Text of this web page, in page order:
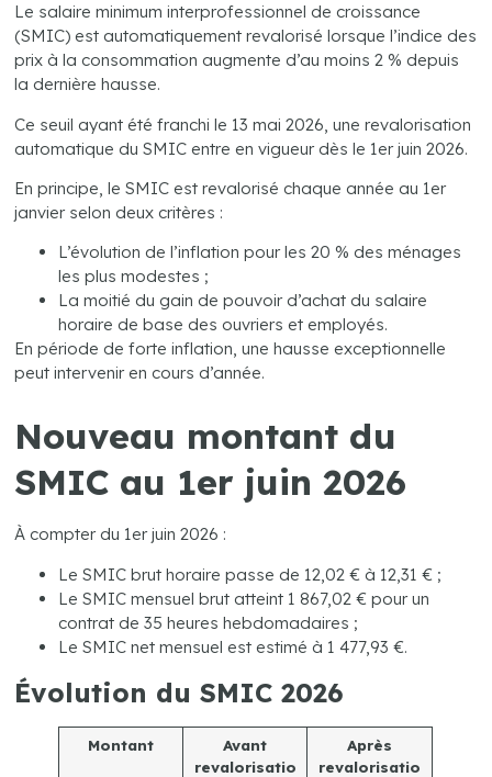
Le salaire minimum interprofessionnel de croissance
(SMIC) est automatiquement revalorisé lorsque l’indice des
prix à la consommation augmente d’au moins 2 % depuis
la dernière hausse.
Ce seuil ayant été franchi le 13 mai 2026, une revalorisation
automatique du SMIC entre en vigueur dès le 1er juin 2026.
En principe, le SMIC est revalorisé chaque année au 1er
janvier selon deux critères :
L’évolution de l’inflation pour les 20 % des ménages
les plus modestes ;
La moitié du gain de pouvoir d’achat du salaire
horaire de base des ouvriers et employés.
En période de forte inflation, une hausse exceptionnelle
peut intervenir en cours d’année.
Nouveau montant du
SMIC au 1er juin 2026
À compter du 1er juin 2026 :
Le SMIC brut horaire passe de 12,02 € à 12,31 € ;
Le SMIC mensuel brut atteint 1 867,02 € pour un
contrat de 35 heures hebdomadaires ;
Le SMIC net mensuel est estimé à 1 477,93 €.
Évolution du SMIC 2026
Montant
Avant
revalorisatio
Après
revalorisatio